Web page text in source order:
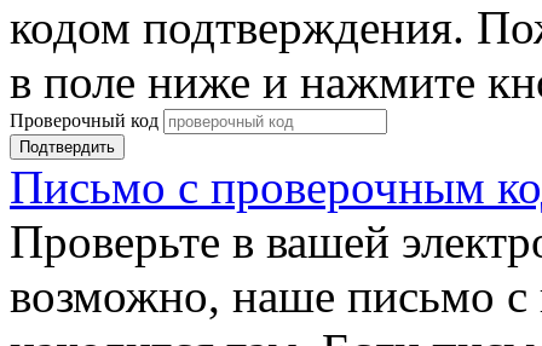
кодом подтверждения.
в поле ниже и нажмите
Проверочный код
Подтвердить
Письмо с проверочным
Проверьте в вашей
возможно, наше письмо с